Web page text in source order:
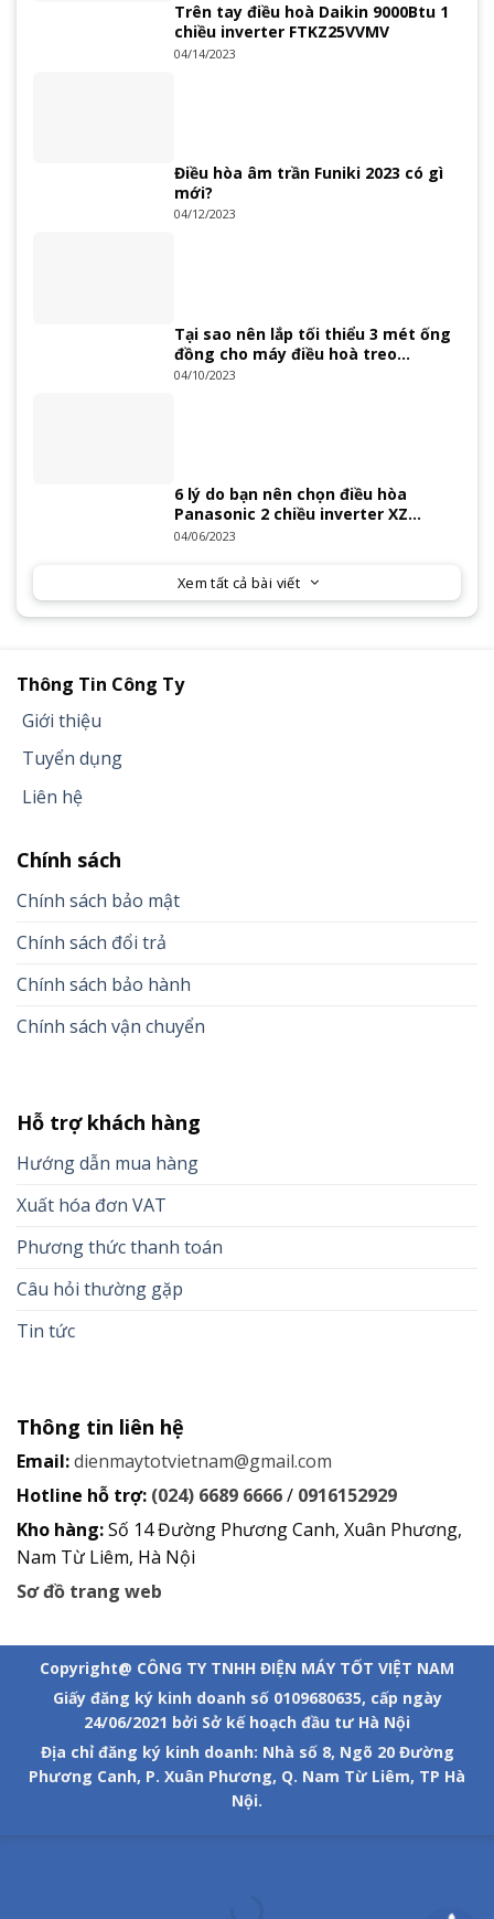
Trên tay điều hoà Daikin 9000Btu 1
chiều inverter FTKZ25VVMV
04/14/2023
Điều hòa âm trần Funiki 2023 có gì
mới?
04/12/2023
Tại sao nên lắp tối thiểu 3 mét ống
đồng cho máy điều hoà treo
tường?
04/10/2023
6 lý do bạn nên chọn điều hòa
Panasonic 2 chiều inverter XZ
Series 2023
04/06/2023
Xem tất cả bài viết
Thông Tin Công Ty
Giới thiệu
Tuyển dụng
Liên hệ
Chính sách
Chính sách bảo mật
Chính sách đổi trả
Chính sách bảo hành
Chính sách vận chuyển
Hỗ trợ khách hàng
Hướng dẫn mua hàng
Xuất hóa đơn VAT
Phương thức thanh toán
Câu hỏi thường gặp
Tin tức
Thông tin liên hệ
Email:dienmaytotvietnam@gmail.com
Hotline hỗ trợ: (024) 6689 6666/ 0916152929
Kho hàng:Số 14 Đường Phương Canh, Xuân Phương,
Nam Từ Liêm, Hà Nội
Sơ đồ trang web
Copyright@ CÔNG TY TNHH ĐIỆN MÁY TỐT VIỆT NAM
Giấy đăng ký kinh doanh số 0109680635, cấp ngày
24/06/2021 bởi Sở kế hoạch đầu tư Hà Nội
Địa chỉ đăng ký kinh doanh: Nhà số 8, Ngõ 20 Đường
Phương Canh, P. Xuân Phương, Q. Nam Từ Liêm, TP Hà
Nội.